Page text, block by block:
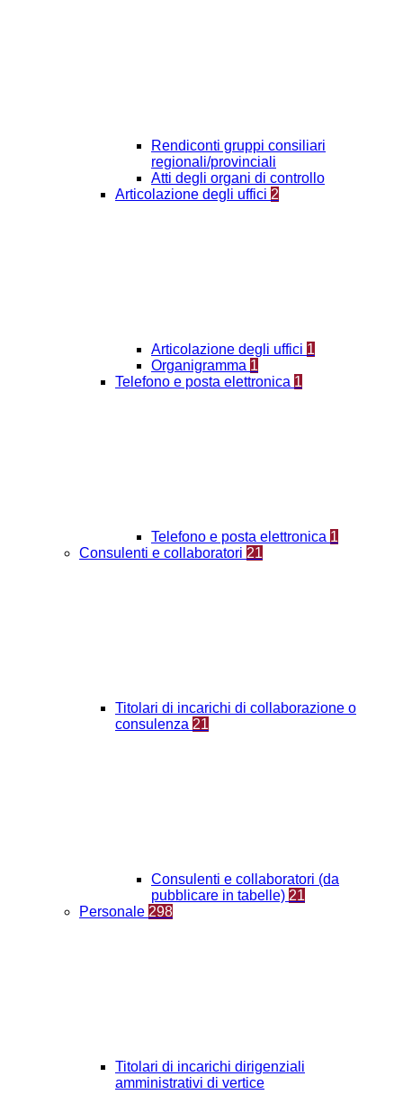
Rendiconti gruppi consiliari
regionali/provinciali
Atti degli organi di controllo
Articolazione degli uffici 2
Articolazione degli uffici 1
Organigramma 1
Telefono e posta elettronica 1
Telefono e posta elettronica 1
Consulenti e collaboratori 21
Titolari di incarichi di collaborazione o
consulenza 21
Consulenti e collaboratori (da
pubblicare in tabelle) 21
Personale 298
Titolari di incarichi dirigenziali
amministrativi di vertice